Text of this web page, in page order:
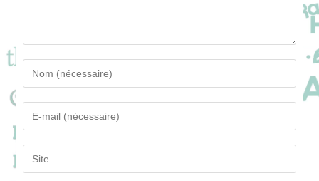
Enter
your
name
comment
Enter
your
email
address
Saisir
l’URL